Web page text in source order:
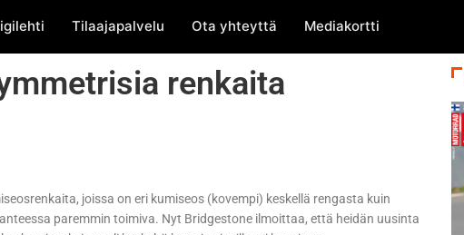
Tilaajapalvelu Ota yhteyttä Mediakortti
renkaita
joissa on eri kumiseos (kovempi) keskellä rengasta kuin
paremmin toimiva. Nyt Bridgestone ilmoittaa, että heidän uusinta